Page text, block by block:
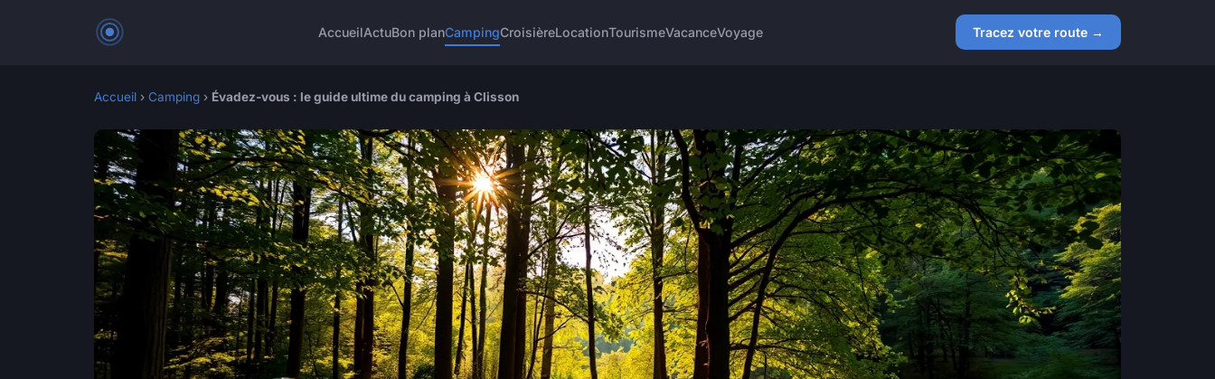
AccueilActuBon planCampingCroisièreLocationTourismeVacanceVoyage Tracez votre route →
Accueil › Camping › Évadez-vous : le guide ultime du camping à Clisson